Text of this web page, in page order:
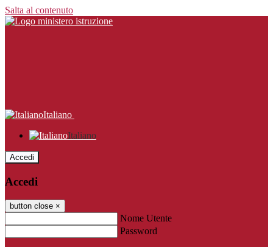
Salta al contenuto
Italiano
Italiano
Accedi
Accedi
button close ×
Nome Utente
Password